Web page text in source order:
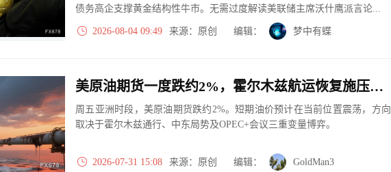
债务高企支撑黄金结构性牛市。无需过度解读美联储主席沃什鹰派言论...
2026-08-04 09:49 来源：原创 编辑： 梦中有蝶
美原油期货一度跌约2%，霍尔木兹航运恢复施压，OPEC+会议成短期关键变量
周五亚洲时段，美原油期货跌约2%。短期油价预计在当前位置震荡，方向
取决于霍尔木兹通行、中东局势及OPEC+会议三重变量博弈。
2026-07-31 15:08 来源：原创 编辑： GoldMan3